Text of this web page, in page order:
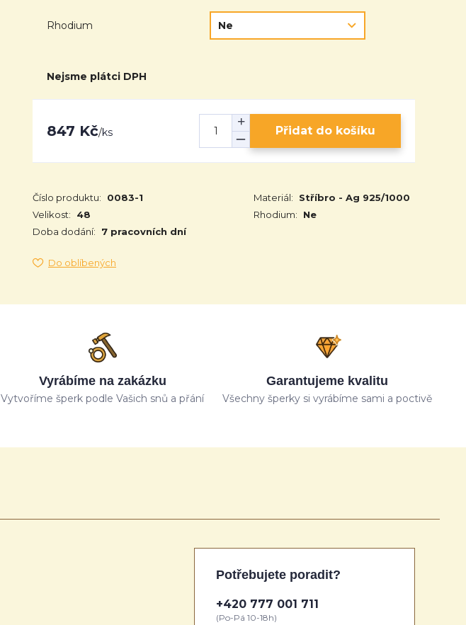
Rhodium
Nejsme plátci DPH
847 Kč/ks Přidat do košíku
Číslo produktu: 0083-1 Materiál:
Stříbro - Ag 925/1000
Velikost:
48 Rhodium:
Ne
Doba dodání:
7 pracovních dní
Do oblíbených
Vyrábíme na zakázku
Vytvoříme šperk podle Vašich snů a přání
Garantujeme kvalitu
Všechny šperky si vyrábíme sami a poctivě
Potřebujete poradit?
+420 777 001 711
(Po-Pá 10-18h)